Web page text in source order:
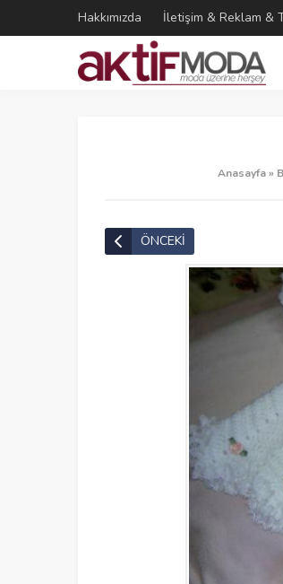
Hakkımızda İletişim & Reklam &
Anasayfa»
ÖNCEKİ